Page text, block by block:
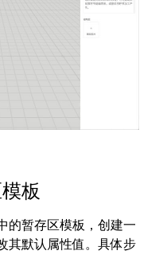
板
的暂存区模板，创建一
其默认属性值。具体步